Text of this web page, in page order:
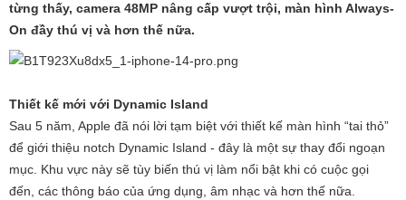
từng thấy, camera 48MP nâng cấp vượt trội, màn hình Always-
On đầy thú vị và hơn thế nữa.
Thiết kế mới với Dynamic Island
Sau 5 năm, Apple đã nói lời tạm biệt với thiết kế màn hình “tai thỏ”
để giới thiệu notch Dynamic Island - đây là một sự thay đổi ngoạn
mục. Khu vực này sẽ tùy biến thú vị làm nổi bật khi có cuộc gọi
đến, các thông báo của ứng dụng, âm nhạc và hơn thế nữa.